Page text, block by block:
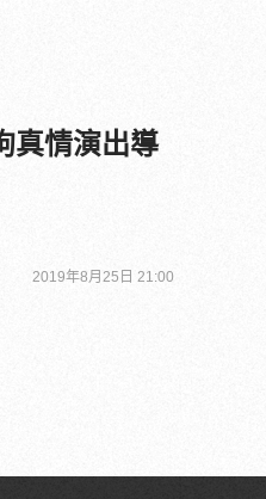
真情演出導
2019年8月25日 21:00